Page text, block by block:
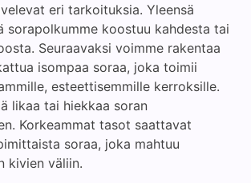
eri tarkoituksia. Yleensä
sorapolkumme koostuu kahdesta tai
Seuraavaksi voimme rakentaa
isompaa soraa, joka toimii
esteettisemmille kerroksille.
likaa tai hiekkaa soran
Korkeammat tasot saattavat
soraa, joka mahtuu
kivien väliin.